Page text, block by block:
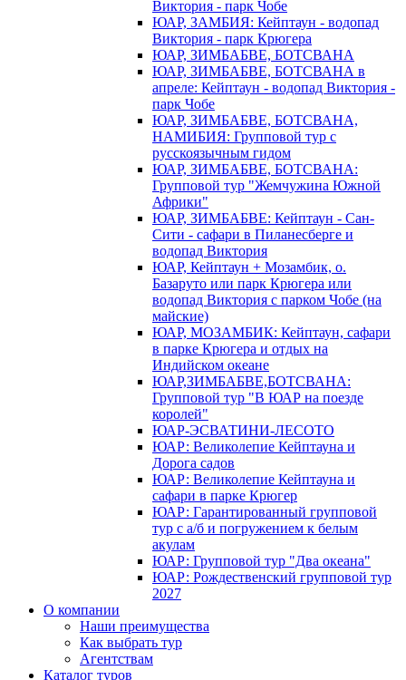
Виктория - парк Чобе
ЮАР, ЗАМБИЯ: Кейптаун - водопад
Виктория - парк Крюгера
ЮАР, ЗИМБАБВЕ, БОТСВАНА
ЮАР, ЗИМБАБВЕ, БОТСВАНА в
апреле: Кейптаун - водопад Виктория -
парк Чобе
ЮАР, ЗИМБАБВЕ, БОТСВАНА,
НАМИБИЯ: Групповой тур с
русскоязычным гидом
ЮАР, ЗИМБАБВЕ, БОТСВАНА:
Групповой тур "Жемчужина Южной
Африки"
ЮАР, ЗИМБАБВЕ: Кейптаун - Сан-
Сити - сафари в Пиланесберге и
водопад Виктория
ЮАР, Кейптаун + Мозамбик, о.
Базаруто или парк Крюгера или
водопад Виктория с парком Чобе (на
майские)
ЮАР, МОЗАМБИК: Кейптаун, сафари
в парке Крюгера и отдых на
Индийском океане
ЮАР,ЗИМБАБВЕ,БОТСВАНА:
Групповой тур "В ЮАР на поезде
королей"
ЮАР-ЭСВАТИНИ-ЛЕСОТО
ЮАР: Великолепие Кейптауна и
Дорога садов
ЮАР: Великолепие Кейптауна и
сафари в парке Крюгер
ЮАР: Гарантированный групповой
тур с а/б и погружением к белым
акулам
ЮАР: Групповой тур "Два океана"
ЮАР: Рождественский групповой тур
2027
О компании
Наши преимущества
Как выбрать тур
Агентствам
Каталог туров